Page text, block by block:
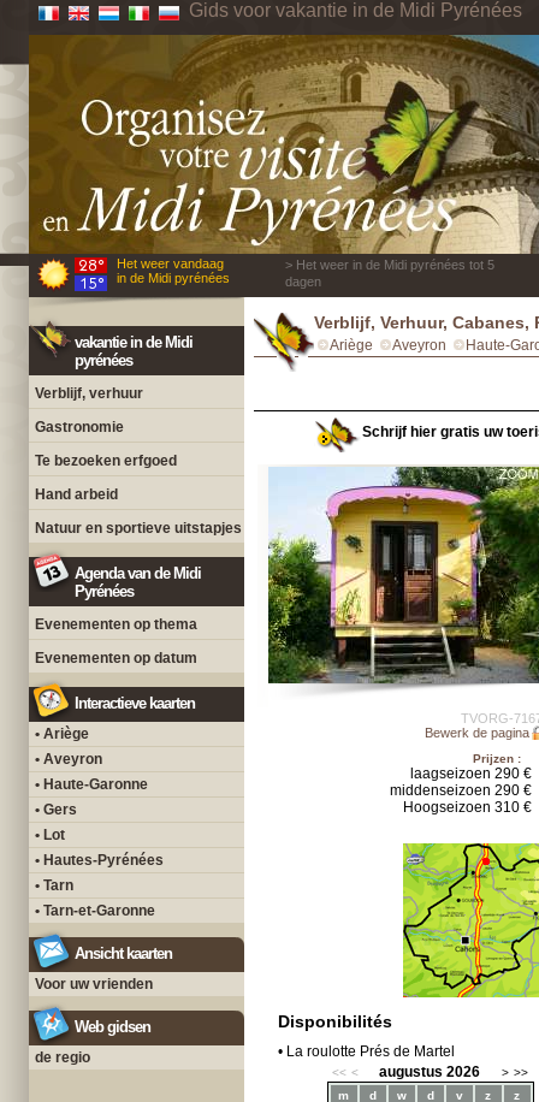
Gids voor vakantie in de Midi Pyrénées
Het weer vandaag
in de Midi pyrénées
> Het weer in de Midi pyrénées tot 5
dagen
vakantie in de Midi
pyrénées
Verblijf, verhuur
Gastronomie
Te bezoeken erfgoed
Hand arbeid
Natuur en sportieve uitstapjes
Agenda van de Midi
Pyrénées
Evenementen op thema
Evenementen op datum
Interactieve kaarten
• Ariège
• Aveyron
• Haute-Garonne
• Gers
• Lot
• Hautes-Pyrénées
• Tarn
• Tarn-et-Garonne
Ansicht kaarten
Voor uw vrienden
Web gidsen
de regio
Verblijf, Verhuur,
Ariège Aveyron Haute-
Schrijf hier gratis uw
TVORG-
Bewerk de pagina
Prijzen :
laagseizoen 290 €
middenseizoen 290 €
Hoogseizoen 310 €
Disponibilités
• La roulotte Prés de Martel
augustus 2026
<< < >>
>
m
d w d v z
z